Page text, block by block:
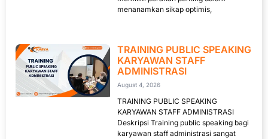
menanamkan sikap optimis,
TRAINING PUBLIC SPEAKING
KARYAWAN STAFF
ADMINISTRASI
August 4, 2026
TRAINING PUBLIC SPEAKING
KARYAWAN STAFF ADMINISTRASI
Deskripsi Training public speaking bagi
karyawan staff administrasi sangat